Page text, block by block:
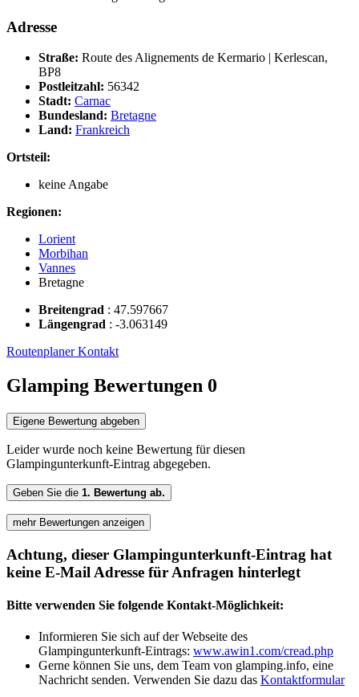
Adresse
Straße: Route des Alignements de Kermario | Kerlescan,
BP8
Postleitzahl: 56342
Stadt: Carnac
Bundesland: Bretagne
Land: Frankreich
Ortsteil:
keine Angabe
Regionen:
Lorient
Morbihan
Vannes
Bretagne
Breitengrad : 47.597667
Längengrad : -3.063149
RoutenplanerKontakt
Glamping Bewertungen 0
Eigene Bewertung abgeben
Leider wurde noch keine Bewertung für diesen
Glampingunterkunft-Eintrag abgegeben.
Geben Sie die 1. Bewertung ab.
mehr Bewertungen anzeigen
Achtung, dieser Glampingunterkunft-Eintrag hat
keine E-Mail Adresse für Anfragen hinterlegt
Bitte verwenden Sie folgende Kontakt-Möglichkeit:
Informieren Sie sich auf der Webseite des
Glampingunterkunft-Eintrags: www.awin1.com/cread.php
Gerne können Sie uns, dem Team von glamping.info, eine
Nachricht senden. Verwenden Sie dazu das Kontaktformular